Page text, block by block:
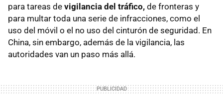
para tareas de vigilancia del tráfico, de fronteras y
para multar toda una serie de infracciones, como el
uso del móvil o el no uso del cinturón de seguridad. En
China, sin embargo, además de la vigilancia, las
autoridades van un paso más allá.